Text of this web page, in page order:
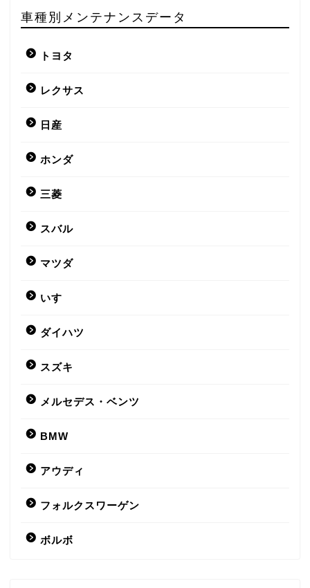
車種別メンテナンスデータ
トヨタ
レクサス
日産
ホンダ
三菱
スバル
マツダ
いすゞ
ダイハツ
スズキ
メルセデス・ベンツ
BMW
アウディ
フォルクスワーゲン
ボルボ